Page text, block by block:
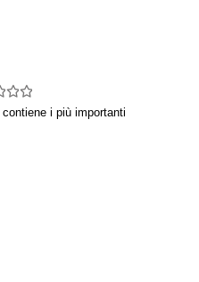
i più importanti